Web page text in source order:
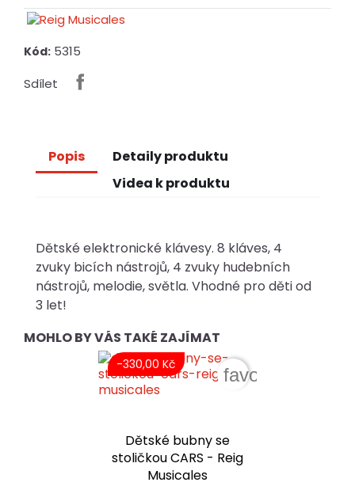
Kód: 5315
Sdílet
Popis
Detaily produktu
Videa k produktu
Dětské elektronické klávesy. 8 kláves, 4
zvuky bicích nástrojů, 4 zvuky hudebních
nástrojů, melodie, světla. Vhodné pro děti od
3 let!
MOHLO BY VÁS TAKÉ ZAJÍMAT
Dětské bubny se
stoličkou CARS - Reig
Musicales
-330,00 Kč
favorite_border